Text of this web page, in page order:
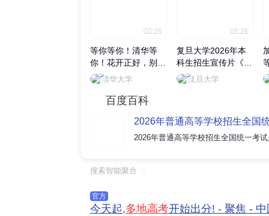
00:25
等你等你！清华等
你！花开正好，别辜
负眼前季节，来清华
赴一场青春之约~
清华大学
05:29
复旦大学2026年本
科生招生宣传片《无
用之用》正式发布
复旦大学
百度百科
2026年普通高等学校招生全国
搜索智能聚合
官方
今天起,多地高考开始出分! - 聚焦 -